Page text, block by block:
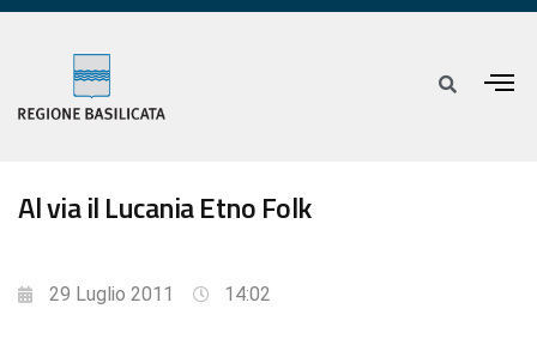
Al via il Lucania Etno Folk
29 Luglio 2011 14:02